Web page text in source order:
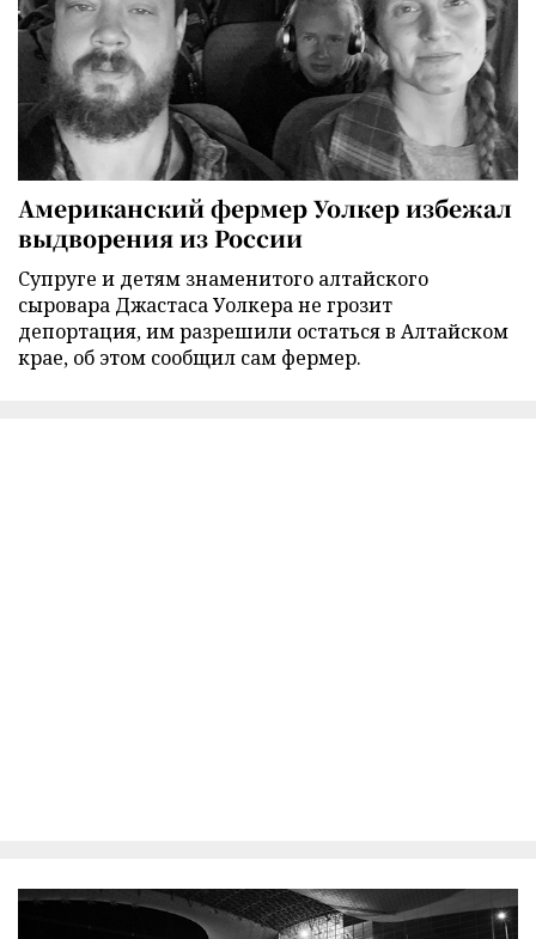
Американский фермер Уолкер избежал
выдворения из России
Супруге и детям знаменитого алтайского
сыровара Джастаса Уолкера не грозит
депортация, им разрешили остаться в Алтайском
крае, об этом сообщил сам фермер.